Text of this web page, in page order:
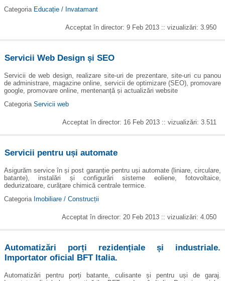
Categoria Educație / Invatamant
Acceptat în director: 9 Feb 2013 :: vizualizări: 3.950
Servicii Web Design și SEO
Servicii de web design, realizare site-uri de prezentare, site-uri cu panou
de administrare, magazine online, servicii de optimizare (SEO), promovare
google, promovare online, mentenanță și actualizări website
Categoria Servicii web
Acceptat în director: 16 Feb 2013 :: vizualizări: 3.511
Servicii pentru uși automate
Asigurăm service în și post garanție pentru uși automate (liniare, circulare,
batante), instalări și configurări sisteme eoliene, fotovoltaice,
dedurizatoare, curățare chimică centrale termice.
Categoria Imobiliare / Construcții
Acceptat în director: 20 Feb 2013 :: vizualizări: 4.050
Automatizări porți rezidențiale și industriale.
Importator oficial BFT Italia.
Automatizări pentru porți batante, culisante și pentru uși de garaj.